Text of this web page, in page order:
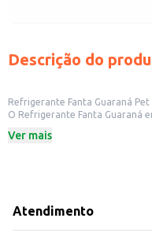
Descrição do
Refrigerante Fanta Guaraná Pet
O Refrigerante Fanta Guaraná em embalagem PET de
individual.
O Refrigerante Fanta Guaraná
individual facilita a gestão de
Ver mais
Atendimento